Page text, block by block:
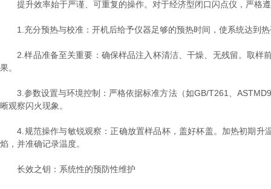
提升效率始于严谨、可重复的操作。对于经济型闭口闪点仪，严格
1.充分预热与校准：开机后给予仪器足够的预热时间，使系统达到热
2.样品准备至关重要：确保样品注入杯清洁、干燥、无残留。取样
果。
3.参数设置与环境控制：严格依据标准方法（如GB/T261、
晰观察闪火现象。
4.规范操作与敏锐观察：正确放置样品杯，盖好杯盖。加热初期升
焰，并准确记录温度。
长效之钥：系统性的预防性维护